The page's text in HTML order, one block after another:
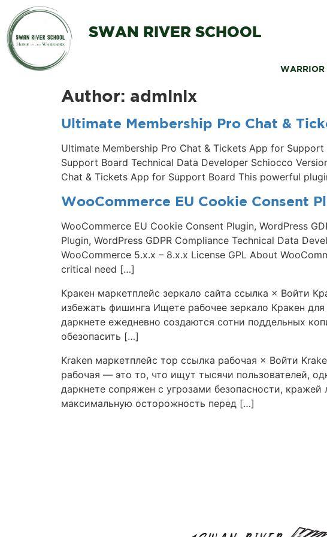
SWAN RIVER SCHOOL
WARRIOR
Author: admlnlx
Ultimate Membership Pro Chat &
Ultimate Membership Pro Chat & Tickets App for
Support Board Technical Data Developer Schiocco
Chat & Tickets App for Support Board This powerful
WooCommerce EU Cookie Consent
WooCommerce EU Cookie Consent Plugin, WordPress
Plugin, WordPress GDPR Compliance Technical Data
WooCommerce 5.x.x – 8.x.x License GPL About
critical need […]
Кракен маркетплейс зеркало сайта ссылка × Войти
избежать фишинга Ищете рабочее зеркало Кракен
даркнете ежедневно создаются сотни поддельных
обезопасить […]
Kraken маркетплейс тор ссылка рабочая × Войти
рабочая — это то, что ищут тысячи пользователей,
даркнете сопряжен с угрозами безопасности,
максимальную осторожность перед […]